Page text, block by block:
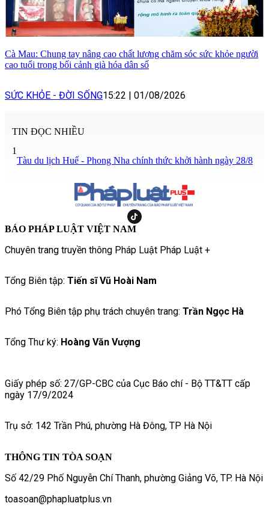
Cà Mau: Chung tay nâng cao chất lượng chăm sóc sức khỏe người
cao tuổi trong bối cảnh già hóa dân số
SỨC KHỎE - ĐỜI SỐNG15:22 | 01/08/2026
TIN ĐỌC NHIỀU
1
Tàu du lịch Huế - Phong Nha chính thức khởi hành ngày 28/8
BÁO PHÁP LUẬT VIỆT NAM
Chuyên trang truyền thông Pháp Luật Pháp Luật +
Tổng Biên tập: Tiến sĩ Vũ Hoài Nam
Phó Tổng Biên tập phụ trách chuyên trang: Trần Ngọc Hà
Tổng Thư ký: Hoàng Văn Vượng
Giấy phép số: 27/GP-CBC của Cục Báo chí - Bộ TT&TT cấp
ngày 17/9/2024
Trụ sở: 142 Trần Phú, phường Hà Đông, TP Hà Nội
THÔNG TIN TÒA SOẠN
Số 42/29 Phố Nguyễn Chí Thanh, phường Giảng Võ, TP. Hà Nội
toasoan@phapluatplus.vn